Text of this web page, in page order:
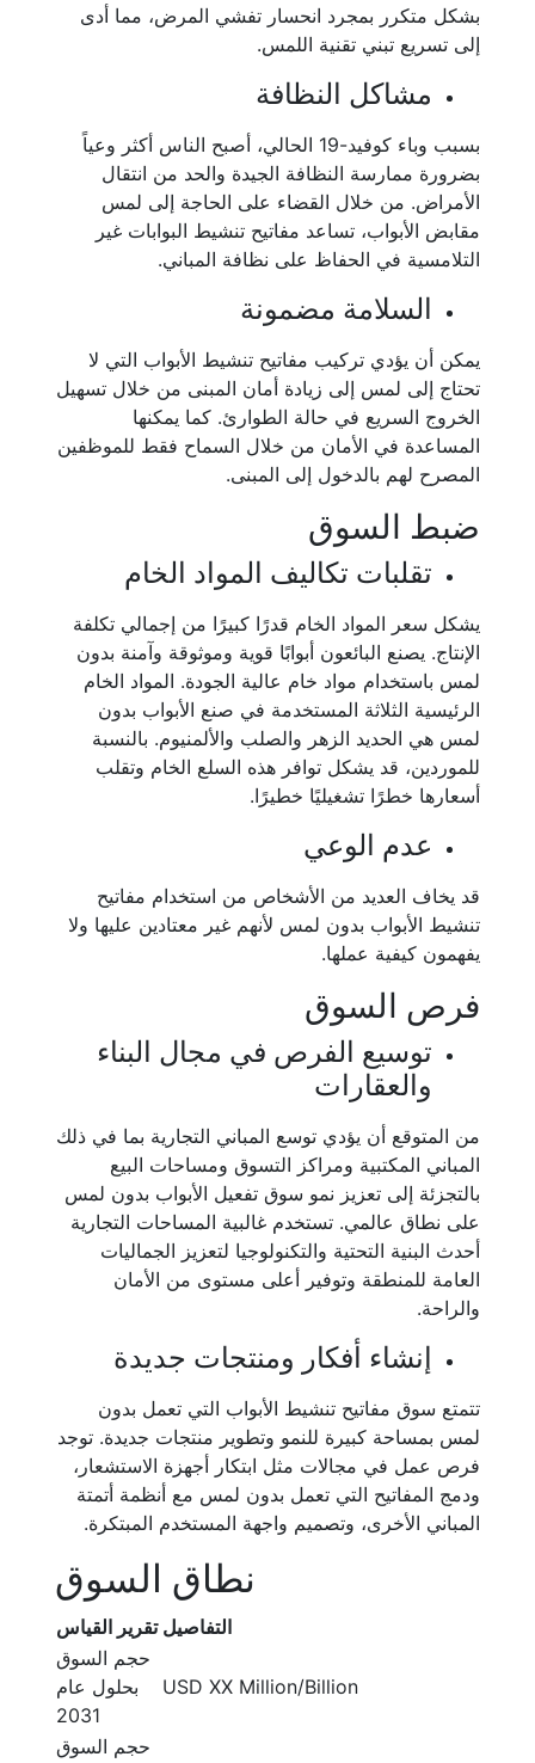
بشكل متكرر بمجرد انحسار تفشي المرض، مما أدى
إلى تسريع تبني تقنية اللمس.
مشاكل النظافة
بسبب وباء كوفيد-19 الحالي، أصبح الناس أكثر وعياً
بضرورة ممارسة النظافة الجيدة والحد من انتقال
الأمراض. من خلال القضاء على الحاجة إلى لمس
مقابض الأبواب، تساعد مفاتيح تنشيط البوابات غير
التلامسية في الحفاظ على نظافة المباني.
السلامة مضمونة
يمكن أن يؤدي تركيب مفاتيح تنشيط الأبواب التي لا
تحتاج إلى لمس إلى زيادة أمان المبنى من خلال تسهيل
الخروج السريع في حالة الطوارئ. كما يمكنها
المساعدة في الأمان من خلال السماح فقط للموظفين
المصرح لهم بالدخول إلى المبنى.
ضبط السوق
تقلبات تكاليف المواد الخام
يشكل سعر المواد الخام قدرًا كبيرًا من إجمالي تكلفة
الإنتاج. يصنع البائعون أبوابًا قوية وموثوقة وآمنة بدون
لمس باستخدام مواد خام عالية الجودة. المواد الخام
الرئيسية الثلاثة المستخدمة في صنع الأبواب بدون
لمس هي الحديد الزهر والصلب والألمنيوم. بالنسبة
للموردين، قد يشكل توافر هذه السلع الخام وتقلب
أسعارها خطرًا تشغيليًا خطيرًا.
عدم الوعي
قد يخاف العديد من الأشخاص من استخدام مفاتيح
تنشيط الأبواب بدون لمس لأنهم غير معتادين عليها ولا
يفهمون كيفية عملها.
فرص السوق
توسيع الفرص في مجال البناء
والعقارات
من المتوقع أن يؤدي توسع المباني التجارية بما في ذلك
المباني المكتبية ومراكز التسوق ومساحات البيع
بالتجزئة إلى تعزيز نمو سوق تفعيل الأبواب بدون لمس
على نطاق عالمي. تستخدم غالبية المساحات التجارية
أحدث البنية التحتية والتكنولوجيا لتعزيز الجماليات
العامة للمنطقة وتوفير أعلى مستوى من الأمان
والراحة.
إنشاء أفكار ومنتجات جديدة
تتمتع سوق مفاتيح تنشيط الأبواب التي تعمل بدون
لمس بمساحة كبيرة للنمو وتطوير منتجات جديدة. توجد
فرص عمل في مجالات مثل ابتكار أجهزة الاستشعار،
ودمج المفاتيح التي تعمل بدون لمس مع أنظمة أتمتة
المباني الأخرى، وتصميم واجهة المستخدم المبتكرة.
نطاق السوق
تقرير القياس التفاصيل
حجم السوق
بحلول عام
2031
USD XX Million/Billion
حجم السوق